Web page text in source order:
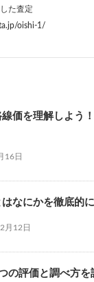
た査定
oishi-1/
価を理解しよう
16日
なにかを徹底的
月12日
の評価と調べ方を